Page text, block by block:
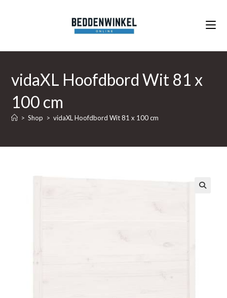
vidaXL Hoofdbord Wit 81 x
100 cm
> Shop > vidaXL Hoofdbord Wit 81 x 100 cm